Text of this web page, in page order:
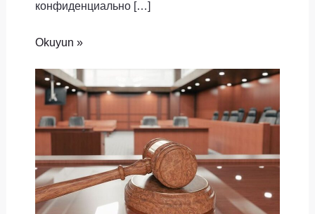
конфиденциально […]
Okuyun »